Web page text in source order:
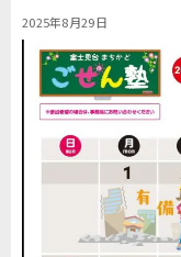
2025年8月29日